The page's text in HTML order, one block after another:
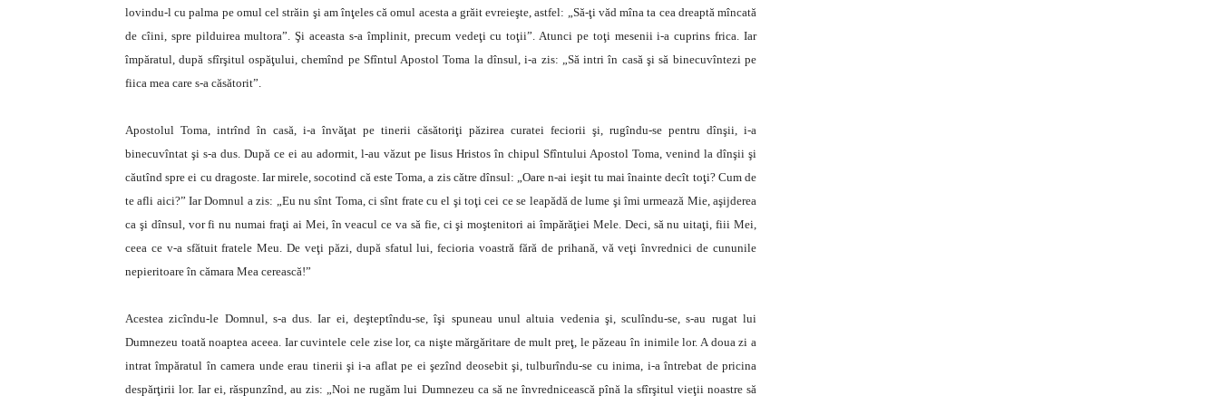
lovindu-l cu palma pe omul cel străin şi am înţeles că omul acesta a grăit evreieşte, astfel: „Să-ţi văd mîna ta cea dreaptă mîncată
de cîini, spre pilduirea multora”. Şi aceasta s-a împlinit, precum vedeţi cu toţii”. Atunci pe toţi mesenii i-a cuprins frica. Iar
împăratul, după sfîrşitul ospăţului, chemînd pe Sfîntul Apostol Toma la dînsul, i-a zis: „Să intri în casă şi să binecuvîntezi pe
fiica mea care s-a căsătorit”.
Apostolul Toma, intrînd în casă, i-a învăţat pe tinerii căsătoriţi păzirea curatei feciorii şi, rugîndu-se pentru dînşii, i-a
binecuvîntat şi s-a dus. După ce ei au adormit, l-au văzut pe Iisus Hristos în chipul Sfîntului Apostol Toma, venind la dînşii şi
căutînd spre ei cu dragoste. Iar mirele, socotind că este Toma, a zis către dînsul: „Oare n-ai ieşit tu mai înainte decît toţi? Cum de
te afli aici?” Iar Domnul a zis: „Eu nu sînt Toma, ci sînt frate cu el şi toţi cei ce se leapădă de lume şi îmi urmează Mie, aşijderea
ca şi dînsul, vor fi nu numai fraţi ai Mei, în veacul ce va să fie, ci şi moştenitori ai împărăţiei Mele. Deci, să nu uitaţi, fiii Mei,
ceea ce v-a sfătuit fratele Meu. De veţi păzi, după sfatul lui, fecioria voastră fără de prihană, vă veţi învrednici de cununile
nepieritoare în cămara Mea cerească!”
Acestea zicîndu-le Domnul, s-a dus. Iar ei, deşteptîndu-se, îşi spuneau unul altuia vedenia şi, sculîndu-se, s-au rugat lui
Dumnezeu toată noaptea aceea. Iar cuvintele cele zise lor, ca nişte mărgăritare de mult preţ, le păzeau în inimile lor. A doua zi a
intrat împăratul în camera unde erau tinerii şi i-a aflat pe ei şezînd deosebit şi, tulburîndu-se cu inima, i-a întrebat de pricina
despărţirii lor. Iar ei, răspunzînd, au zis: „Noi ne rugăm lui Dumnezeu ca să ne învrednicească pînă la sfîrşitul vieţii noastre să